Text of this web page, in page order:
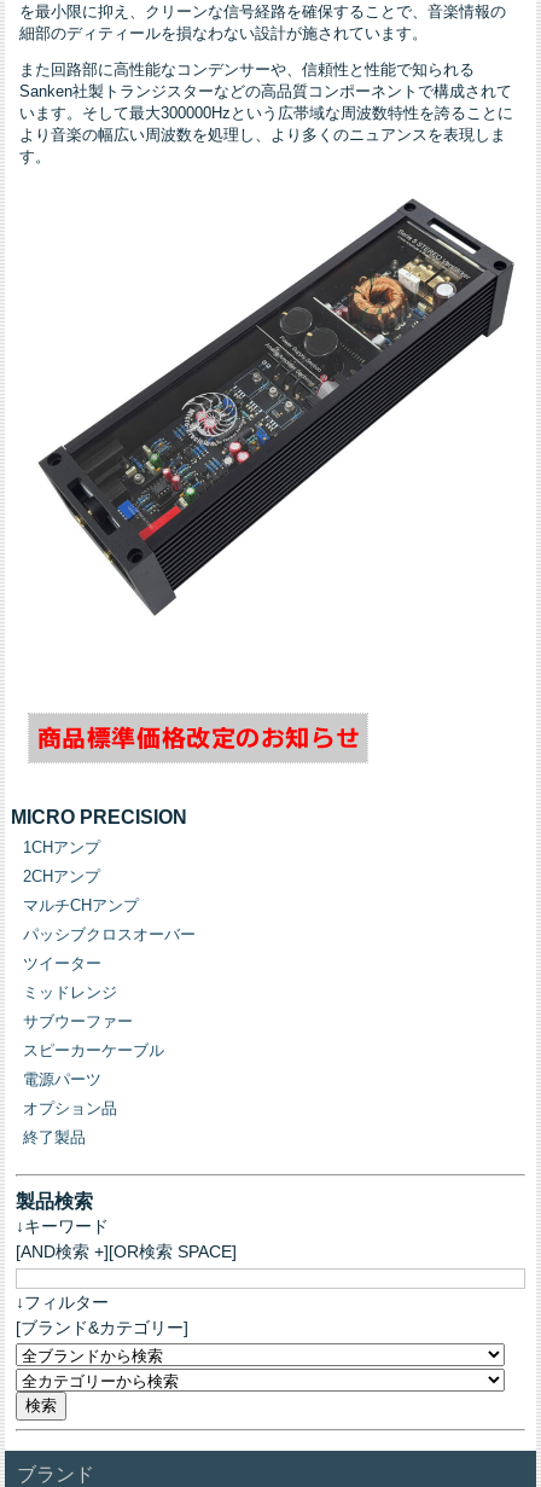
を最小限に抑え、クリーンな信号経路を確保することで、音楽情報の
細部のディティールを損なわない設計が施されています。
また回路部に高性能なコンデンサーや、信頼性と性能で知られる
Sanken社製トランジスターなどの高品質コンポーネントで構成されて
います。そして最大300000Hzという広帯域な周波数特性を誇ることに
より音楽の幅広い周波数を処理し、より多くのニュアンスを表現しま
す。
MICRO PRECISION
1CHアンプ
2CHアンプ
マルチCHアンプ
パッシブクロスオーバー
ツイーター
ミッドレンジ
サブウーファー
スピーカーケーブル
電源パーツ
オプション品
終了製品
製品検索
↓キーワード
[AND検索 +][OR検索 SPACE]
↓フィルター
[ブランド&カテゴリー]
ブランド